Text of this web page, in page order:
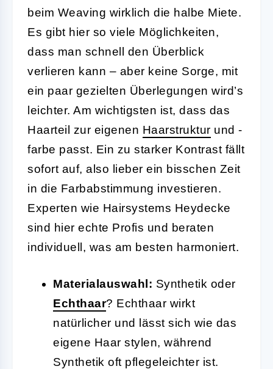
beim Weaving wirklich die halbe Miete.
Es gibt hier so viele Möglichkeiten,
dass man schnell den Überblick
verlieren kann – aber keine Sorge, mit
ein paar gezielten Überlegungen wird’s
leichter. Am wichtigsten ist, dass das
Haarteil zur eigenen Haarstruktur und -
farbe passt. Ein zu starker Kontrast fällt
sofort auf, also lieber ein bisschen Zeit
in die Farbabstimmung investieren.
Experten wie Hairsystems Heydecke
sind hier echte Profis und beraten
individuell, was am besten harmoniert.
Materialauswahl: Synthetik oder
Echthaar? Echthaar wirkt
natürlicher und lässt sich wie das
eigene Haar stylen, während
Synthetik oft pflegeleichter ist.